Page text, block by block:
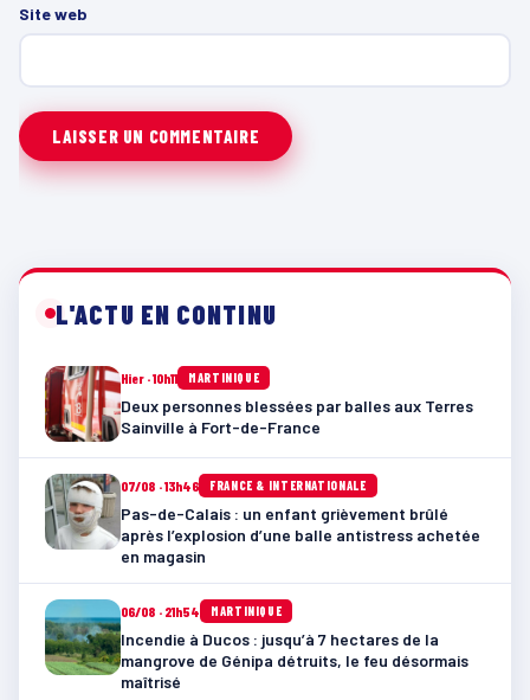
Site web
L'ACTU EN CONTINU
Hier · 10h11 MARTINIQUE
Deux personnes blessées par balles aux Terres
Sainville à Fort-de-France
07/08 · 13h46 FRANCE & INTERNATIONALE
Pas-de-Calais : un enfant grièvement brûlé
après l’explosion d’une balle antistress achetée
en magasin
06/08 · 21h54 MARTINIQUE
Incendie à Ducos : jusqu’à 7 hectares de la
mangrove de Génipa détruits, le feu désormais
maîtrisé